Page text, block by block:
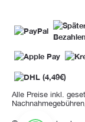
Alle Preise inkl.